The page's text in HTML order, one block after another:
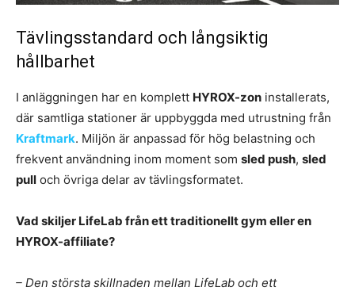
Tävlingsstandard och långsiktig
hållbarhet
I anläggningen har en komplett HYROX-zon installerats,
där samtliga stationer är uppbyggda med utrustning från
Kraftmark. Miljön är anpassad för hög belastning och
frekvent användning inom moment som sled push, sled
pull och övriga delar av tävlingsformatet.
Vad skiljer LifeLab från ett traditionellt gym eller en
HYROX-affiliate?
– Den största skillnaden mellan LifeLab och ett